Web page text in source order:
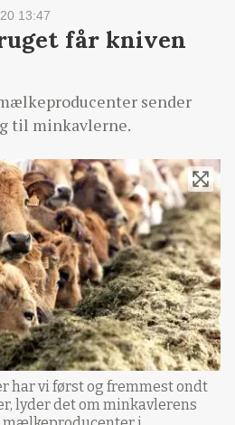
13:47
får kniven
sender
til minkavlerne.
har vi først og fremmest ondt
lyder det om minkavlerens